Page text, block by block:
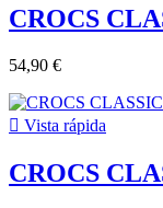
CROCS
54,90 €
 Vista rápida
CROCS